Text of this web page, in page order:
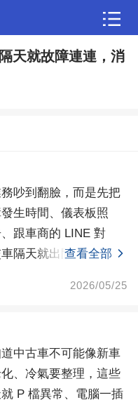
天就故障連連，消
吵到翻臉，而是先把
生時間、儀表板照
跟車商的 LINE 對
隔天就出問題，時間
查看全部
2026/05/25
中古車不可能像新車
、冷氣要整理，這些
P 檔異常、電腦一插